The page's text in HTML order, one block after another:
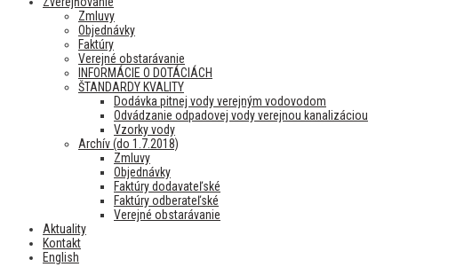
Zmluvy
Objednávky
Faktúry
Verejné obstarávanie
INFORMÁCIE O DOTÁCIÁCH
ŠTANDARDY KVALITY
Dodávka pitnej vody verejným vodovodom
Odvádzanie odpadovej vody verejnou kanalizáciou
Vzorky vody
Archív (do 1.7.2018)
Zmluvy
Objednávky
Faktúry dodavateľské
Faktúry odberateľské
Verejné obstarávanie
Aktuality
Kontakt
English